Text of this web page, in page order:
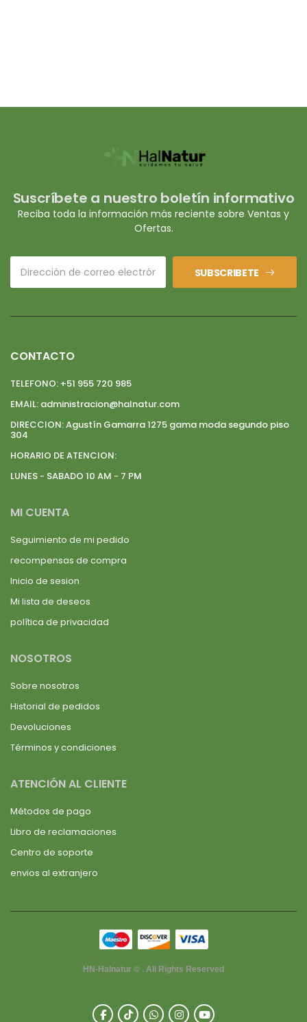
Suscríbete a nuestro boletín informativo
Reciba toda la información más reciente sobre Ventas y
Ofertas.
SUBSCRIBETE
CONTACTO
TELEFONO: +51 955 720 985
EMAIL: administracion@halnatur.com
DIRECCION:Agustín Gamarra 1275 gama moda segundo piso
304
HORARIO DE ATENCION:
LUNES - SABADO 10 AM - 7 PM
MI CUENTA
Seguimiento de mi pedido
recompensas de compra
Inicio de sesion
Mi lista de deseos
política de privacidad
NOSOTROS
Sobre nosotros
Historial de pedidos
Devoluciones
Términos y condiciones
ATENCIÓN AL CLIENTE
Métodos de pago
Libro de reclamaciones
Centro de soporte
envios al extranjero
HN-Halnatur © . All Rights Reserved